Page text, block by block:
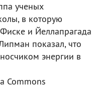
ученых
в которую
и Йеллапрагада
показал, что
энергии в
Commons